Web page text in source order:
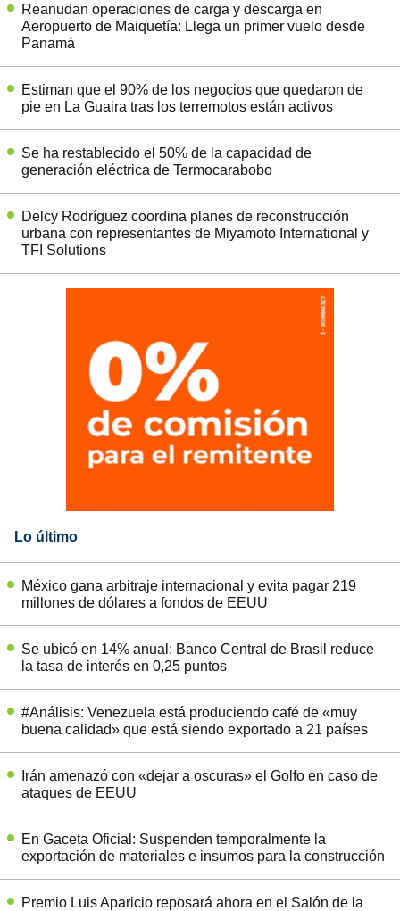
Reanudan operaciones de carga y descarga en
Aeropuerto de Maiquetía: Llega un primer vuelo desde
Panamá
Estiman que el 90% de los negocios que quedaron de
pie en La Guaira tras los terremotos están activos
Se ha restablecido el 50% de la capacidad de
generación eléctrica de Termocarabobo
Delcy Rodríguez coordina planes de reconstrucción
urbana con representantes de Miyamoto International y
TFI Solutions
Lo último
México gana arbitraje internacional y evita pagar 219
millones de dólares a fondos de EEUU
Se ubicó en 14% anual: Banco Central de Brasil reduce
la tasa de interés en 0,25 puntos
#Análisis: Venezuela está produciendo café de «muy
buena calidad» que está siendo exportado a 21 países
Irán amenazó con «dejar a oscuras» el Golfo en caso de
ataques de EEUU
En Gaceta Oficial: Suspenden temporalmente la
exportación de materiales e insumos para la construcción
Premio Luis Aparicio reposará ahora en el Salón de la